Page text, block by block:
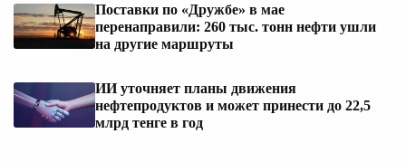
Поставки по «Дружбе» в мае
перенаправили: 260 тыс. тонн нефти ушли
на другие маршруты
ИИ уточняет планы движения
нефтепродуктов и может принести до 22,5
млрд тенге в год